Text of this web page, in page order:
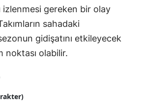
izlenmesi gereken bir olay
sahadaki
gidişatını etkileyecek
noktası olabilir.